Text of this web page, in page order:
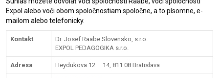
Expol alebo voči obom spoločnostiam spoločne, a to písomne, e-
mailom alebo telefonicky.
Kontakt
Dr. Josef Raabe Slovensko, s.r.o.
EXPOL PEDAGOGIKA s.r.o.
Adresa Heydukova 12 – 14, 811 08 Bratislava